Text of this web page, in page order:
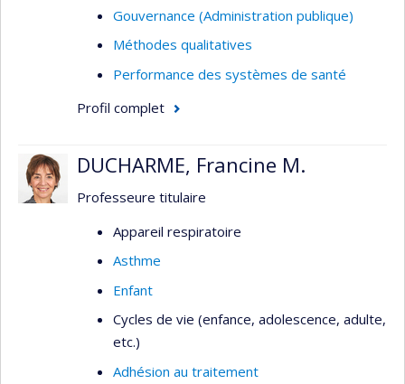
Analyse de politiques publiques;
gouvernance ancrée dans des données
Sciences sociales de la santé, anthropologie
médicale, santé publique
Gouvernance (Administration publique)
Méthodes qualitatives
Performance des systèmes de santé
Profil complet
DUCHARME, Francine M.
Professeure titulaire
Appareil respiratoire
Asthme
Enfant
Cycles de vie (enfance, adolescence, adulte,
etc.)
Adhésion au traitement